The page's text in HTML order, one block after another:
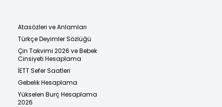
Atasözleri ve Anlamları
Türkçe Deyimler Sözlüğü
Çin Takvimi 2026 ve Bebek
Cinsiyeti Hesaplama
İETT Sefer Saatleri
Gebelik Hesaplama
Yükselen Burç Hesaplama
2026